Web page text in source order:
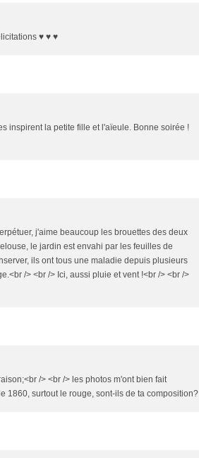
♥ ♥ ♥
inspirent la petite fille et l'aïeule. Bonne soirée !
j'aime beaucoup les brouettes des deux
le jardin est envahi par les feuilles de
ils ont tous une maladie depuis plusieurs
/> <br /> Ici, aussi pluie et vent !<br /> <br />
/> <br /> les photos m'ont bien fait
1860, surtout le rouge, sont-ils de ta composition?